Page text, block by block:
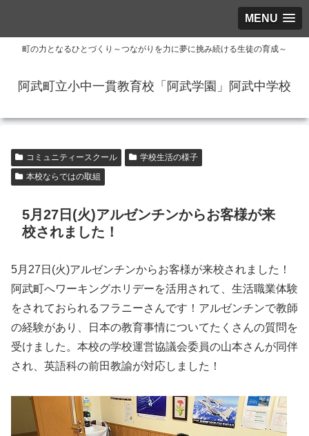
MENU
町の力となるひとづくり～つながりを力に夢に挑み続ける生徒の育成～
阿武町立小中一貫教育校「阿武学園」阿武中学校
コミュニティースクール
学校生活の様子
本校ならではの取組
5月27日(火)アルゼンチンからお客様が来
校されました！
5月27日(火)アルゼンチンからお客様が来校されました！
阿武町へワーキングホリデーを活用されて、生活職業体験
をされておられるフラニーさんです！アルゼンチンで教師
の経験があり、日本の教育事情についてたくさんの質問を
受けました。本校の学校運営協議会委員の山本さんが同伴
され、英語科の前田教諭が対応しました！